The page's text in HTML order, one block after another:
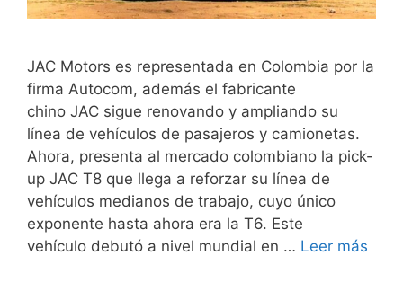
JAC Motors es representada en Colombia por la
firma Autocom, además el fabricante
chino JAC sigue renovando y ampliando su
línea de vehículos de pasajeros y camionetas.
Ahora, presenta al mercado colombiano la pick-
up JAC T8 que llega a reforzar su línea de
vehículos medianos de trabajo, cuyo único
exponente hasta ahora era la T6. Este
vehículo debutó a nivel mundial en … Leer más